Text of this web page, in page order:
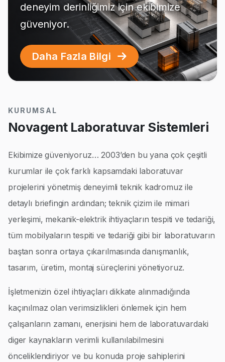
deneyim derinliğimiz için ekibimize
güveniyor.
Daha Fazla Bilgi
KURUMSAL
Novagent Laboratuvar Sistemleri
Ekibimize güveniyoruz… 2003’den bu yana çok çeşitli
kurumlar ile çok farklı kapsamdaki laboratuvar
projelerini yönetmiş deneyimli teknik kadromuz ile
detaylı briefingin ardından; teknik çizim ile mimari
yerleşimi, mekanik-elektrik ihtiyaçların tespiti ve tedariği,
tüm mobilyaların tespiti ve tedariği gibi bir laboratuvarın
baştan sonra ortaya çıkarılmasında danışmanlık,
tasarım, üretim, montaj süreçlerini yönetiyoruz.
İşletmenizin özel ihtiyaçları dikkate alınmadığında
kaçınılmaz olan verimsizlikleri önlemek için hem
çalışanların zamanı, enerjisini hem de laboratuvardaki
diger kaynakların verimli kullanılabilmesini
önceliklendiriyor ve bu konuda proje sahiplerini